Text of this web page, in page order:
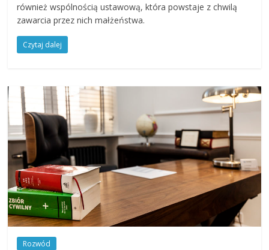
również wspólnością ustawową, która powstaje z chwilą
zawarcia przez nich małżeństwa.
Czytaj dalej
Rozwód